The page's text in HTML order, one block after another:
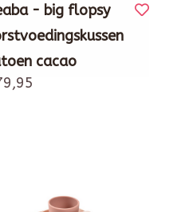
- big flopsy
cacao